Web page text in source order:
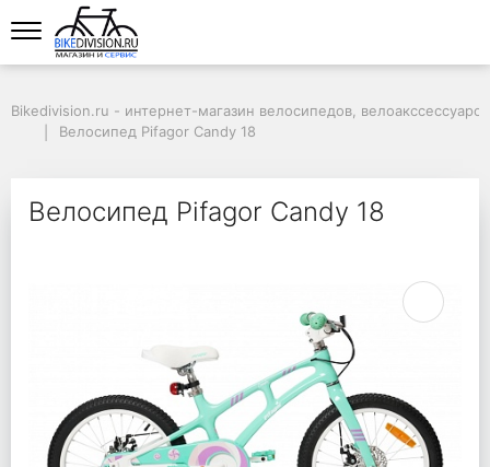
Bikedivision.ru - интернет-магазин велосипедов,
Велосипед Pifagor Candy 18
Велосипед Pifagor Candy 18